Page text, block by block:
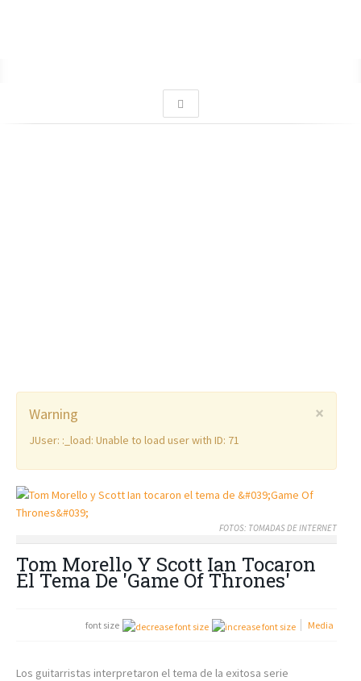
×
Warning
JUser: :_load: Unable to load user with ID: 71
FOTOS: TOMADAS DE INTERNET
Tom Morello Y Scott Ian Tocaron
El Tema De 'Game Of Thrones'
font size Media
Los guitarristas interpretaron el tema de la exitosa serie